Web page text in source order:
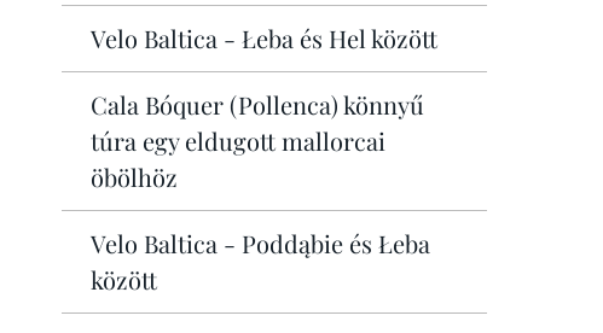
Velo Baltica - Łeba és Hel között
Cala Bóquer (Pollenca) könnyű
túra egy eldugott mallorcai
öbölhöz
Velo Baltica - Poddąbie és Łeba
között